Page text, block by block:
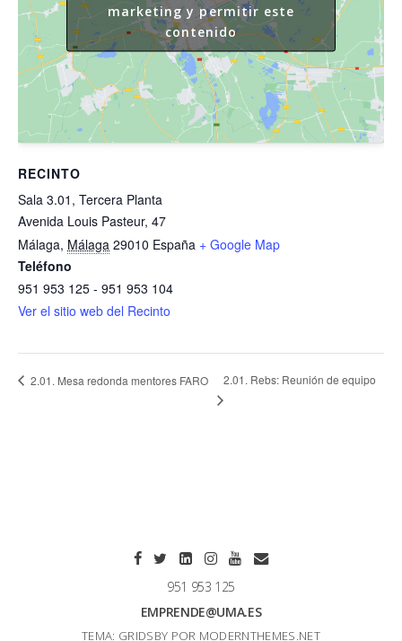
RECINTO
Sala 3.01, Tercera Planta
Avenida Louis Pasteur, 47
Málaga, Málaga 29010 España + Google Map
Teléfono
951 953 125 - 951 953 104
Ver el sitio web del Recinto
marketing y permitir este
contenido
2.01. Mesa redonda mentores FARO 2.01. Rebs: Reunión de equipo
951 953 125
EMPRENDE@UMA.ES
TEMA: GRIDSBY POR MODERNTHEMES.NET